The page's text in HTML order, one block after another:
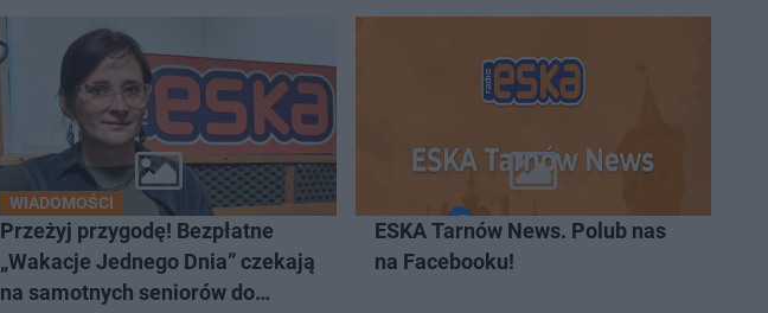
WIADOMOŚCI
Przeżyj przygodę! Bezpłatne
„Wakacje Jednego Dnia” czekają
na samotnych seniorów do
ESKA Tarnów News. Polub nas
na Facebooku!